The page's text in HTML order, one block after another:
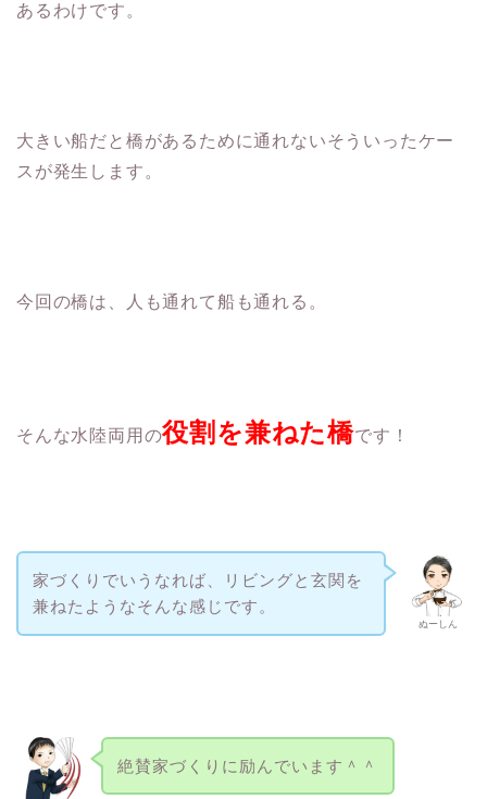
あるわけです。
大きい船だと橋があるために通れないそういったケー
スが発生します。
今回の橋は、人も通れて船も通れる。
そんな水陸両用の役割 を兼ねた橋です！
ぬーしん
家づくりでいうなれば、リビングと玄関を
兼ねたようなそんな感じです。
絶賛家づくりに励んでいます＾＾